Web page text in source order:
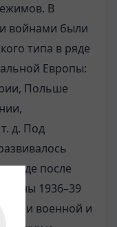
В
войнами были
типа в ряде
Европы:
Польше
д. Под
где после
1936–39
при военной и